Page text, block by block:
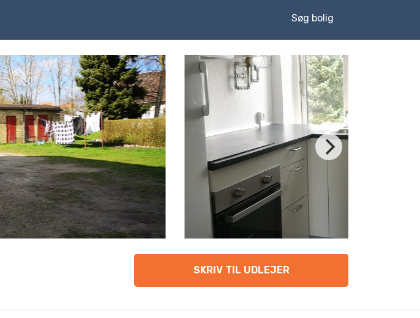
Søg bolig
SKRIV TIL UDLEJER